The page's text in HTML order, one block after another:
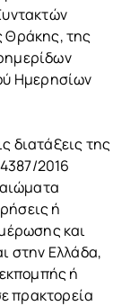
Θράκης, της
Ημερησίων
διατάξεις της
2016
ή
και
στην Ελλάδα,
ή
πρακτορεία